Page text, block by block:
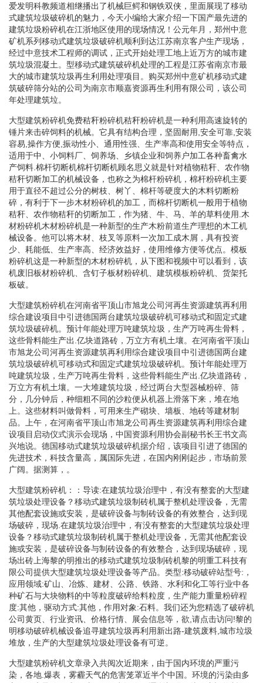
爱发明科教频道相继播出了机械巨鳄和钢铁双侠，里面展现了移动
式建筑垃圾破碎机的魅力，今天小编给大家介绍一下国产最先进的
建筑垃圾粉碎机在江浙地区使用的现场情况！公元年月，郑州中意
矿机系列移动式建筑垃圾破碎机顺利到达江苏南京客户生产现场，
经过中意技术工程师的调试，正式开始处理工地上近万方的城市建
筑垃圾混凝土。型移动式建筑破碎机处理的工程是江苏省南京市最
大的城市建筑垃圾再生利用处理项目。购买郑州中意矿机移动式建
筑破碎筛分站的公司为南京市顺嘉资源再生利用有限公司，该公司
年处理建筑垃。
大型建筑粉碎机免费秸秆粉碎机秸秆粉碎机是一种利用高速旋转的
锤片来击碎饲料的机械。它具有结构合理，坚固耐用,安全可靠,安装
容易,操作方便,振动性小、通用性强、生产率高和使用安全等特点，
适用于中、小饲料厂、饲养场、乡镇企业和饲养户加工各种畜禽水
产饲料.棉杆切断机棉杆切断机顾名思义就是针对植物秸秆、农作物
秸秆切断加工的机械设备，也称之为棉杆粉碎机，棉杆粉碎机主要
用于直径不超过公分的树枝、树丫、棉杆等硬度大的木料切断粉
碎，有利于下一步木材粉碎机的加工，而棉杆切断机一般用于植物
秸秆、农作物秸秆的切断加工，作为猪、牛、马、羊的草料使用.木
材粉碎机木材粉碎机是一种新型的生产木粉前道生产理想的木工机
械设备。他可以将木材、枝叉等原料一次加工成木屑，具有投资
少、耗能低、生产率高、经济效益好，使用维修方便等优点。模板
粉碎机这是一种新型的木材粉碎机，从下图和视频中可以看到，该
机废旧板材粉碎机、含钉子板材粉碎机、建筑模板粉碎机、货架托
板破。
大型建筑粉碎机在河南省平顶山市旭龙公司河再生资源建筑再利用
综合建设项目中引进德国两台建筑垃圾破碎机可移动式和固定式建
筑垃圾破碎机。预计年能处理万吨建筑垃圾，生产万吨再生骨料，
这些骨料能生产出.亿块道路砖，万立方有机土壤。在河南省平顶山
市旭龙公司河再生资源建筑再利用综合建设项目中引进德国两台建
筑垃圾破碎机可移动式和固定式建筑垃圾破碎机。预计年能处理万
吨建筑垃圾，生产万吨再生骨料，这些骨料能生产出.亿块道路砖，
万立方有机土壤。一大堆建筑垃圾，经过两台大型器械粉碎、筛
分，几分钟后，种细粗不同的沙粒便从机器上滑落下来，堆在地
上。这些材料叫做骨料，可用来生产砌块、墙板、地砖等建材制
品。上午，在河南省平顶山市旭龙公司再生资源建筑再利用综合建
设项目启动仪式演示会现场，中国资源利用协会副秘书长王书文高
兴地说。德国移动式建筑垃圾破碎机据介绍，该项目引进了德国的
先进技术，科技含量高，属国际先进，在国内刚刚起步，市场前景
广阔。据测算，。
大型建筑粉碎机：：导读:在建筑垃圾治理中，有没有整套的大型建
筑垃圾处理设备？移动式建筑垃圾制砖机属于整机处理设备，无需
其他配套设施或安装，是破碎设备与制砖设备的有效整合，达到现
场破碎，现场.在建筑垃圾治理中，有没有整套的大型建筑垃圾处理
设备？移动式建筑垃圾制砖机属于整机处理设备，无需其他配套设
施或安装，是破碎设备与制砖设备的有效整合，达到现场破碎，现
场出砖上海黎的明推出的移动式建筑垃圾制砖机黎的明重工科技有
限公司提供大型建筑垃圾处理设备等产品。类型:移动破碎站型号:，
应用领域:矿山、冶炼、建材、公路、铁路、水利和化工等行业中各
种矿石与大块物料的中等粒度破碎给料粒度，生产能力重量粉碎程
度:其他，驱动方式:其他，作用对象:石料。我们还为您精选了破碎机
公司黄页、行业资讯、价格行情、展会信息等，欲,请点击访问!黎的
明移动破碎机械设备追寻建筑垃圾再利用新出路-建筑废料,城市垃圾
堆放，生产的大型建筑垃圾处理设备有可逆。
大型建筑粉碎机文章录入共阅次近期来，由于国内环境的严重污
染，各地.爆表，雾霾天气的危害笼罩近半个中国。环境的污染由多